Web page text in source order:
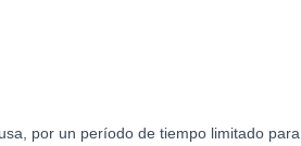
por un período de tiempo limitado para